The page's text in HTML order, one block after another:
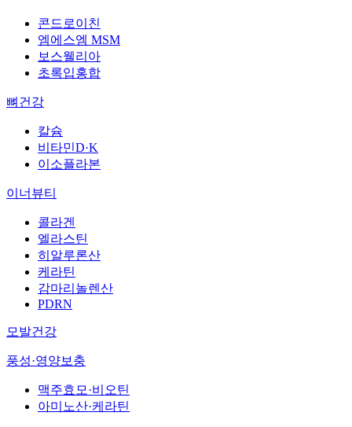
콘드로이친
엠에스엠 MSM
보스웰리아
초록입홍합
뼈건강
칼슘
비타민D·K
이소플라본
이너뷰티
콜라겐
엘라스틴
히알루론산
케라틴
감마리놀렌산
PDRN
모발건강
풍성·영양보충
맥주효모·비오틴
아미노산·케라틴